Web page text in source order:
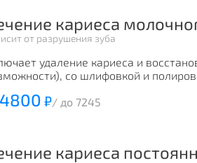
кариеса
от разрушения зуба
удаление кариеса и
со шлифовкой и
4800 ₽/ до 7245
кариеса